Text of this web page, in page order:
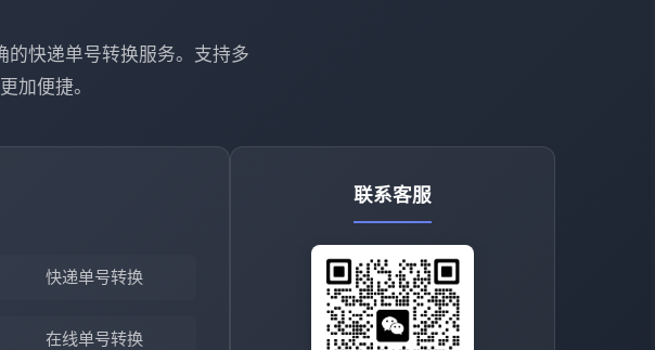
的快递单号转换服务。支持多
加便捷。
快递单号转换
在线单号转换
联系客服